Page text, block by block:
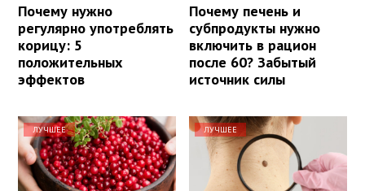
Почему нужно
регулярно употреблять
корицу: 5
положительных
эффектов
Почему печень и
субпродукты нужно
включить в рацион
после 60? Забытый
источник силы
ЛУЧШЕЕ ЛУЧШЕЕ